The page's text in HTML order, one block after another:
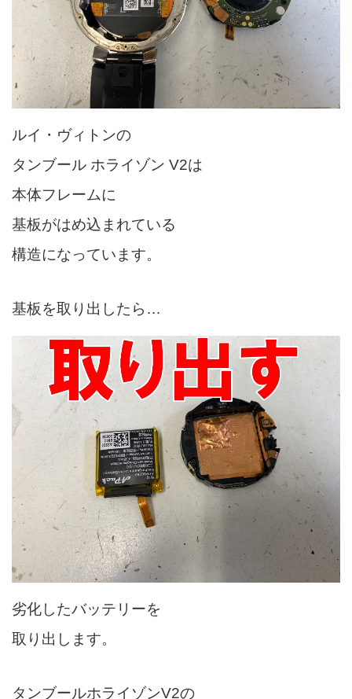
ルイ・ヴィトンの
タンブール ホライゾン V2は
本体フレームに
基板がはめ込まれている
構造になっています。
基板を取り出したら…
劣化したバッテリーを
取り出します。
タンブールホライゾンV2の